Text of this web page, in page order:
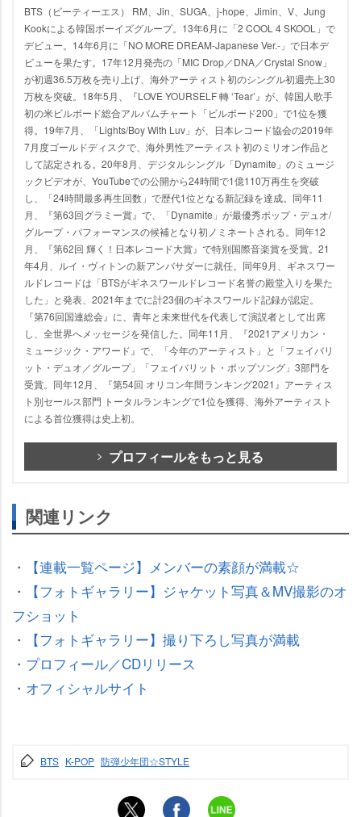
BTS（ビーティーエス） RM、Jin、SUGA、j-hope、Jimin、V、Jung
Kookによる韓国ボーイズグループ。13年6月に「2 COOL 4 SKOOL」で
デビュー。14年6月に「NO MORE DREAM-Japanese Ver.-」で日本デ
ビューを果たす。17年12月発売の「MIC Drop／DNA／Crystal Snow」
が初週36.5万枚を売り上げ、海外アーティスト初のシングル初週売上30
万枚を突破。18年5月、『LOVE YOURSELF 轉 ‘Tear’』が、韓国人歌手
初の米ビルボード総合アルバムチャート「ビルボード200」で1位を獲
得。19年7月、「Lights/Boy With Luv」が、日本レコード協会の2019年
7月度ゴールドディスクで、海外男性アーティスト初のミリオン作品と
して認定される。20年8月、デジタルシングル「Dynamite」のミュージ
ックビデオが、YouTubeでの公開から24時間で1億110万再生を突破
し、「24時間最多再生回数」で歴代1位となる新記録を達成。同年11
月、『第63回グラミー賞』で、「Dynamite」が最優秀ポップ・デュオ/
グループ・パフォーマンスの候補となり初ノミネートされる。同年12
月、『第62回 輝く！日本レコード大賞』で特別国際音楽賞を受賞。21
年4月、ルイ・ヴィトンの新アンバサダーに就任。同年9月、ギネスワー
ルドレコードは「BTSがギネスワールドレコード名誉の殿堂入りを果た
した」と発表、2021年までに計23個のギネスワールド記録が認定。
『第76回国連総会』に、青年と未来世代を代表して演説者として出席
し、全世界へメッセージを発信した。同年11月、『2021アメリカン・
ミュージック・アワード』で、「今年のアーティスト」と「フェイバリ
ット・デュオ／グループ」「フェイバリット・ポップソング」3部門を
受賞。同年12月、『第54回 オリコン年間ランキング2021』アーティス
ト別セールス部門 トータルランキングで1位を獲得、海外アーティスト
による首位獲得は史上初。
プロフィールをもっと見る
関連リンク
・
【連載一覧ページ】メンバーの素顔が満載☆
・
【フォトギャラリー】ジャケット写真＆MV撮影のオ
フショット
・
【フォトギャラリー】撮り下ろし写真が満載
・ プロフィール／CDリリース
・ オフィシャルサイト
BTS K-POP 防弾少年団☆STYLE